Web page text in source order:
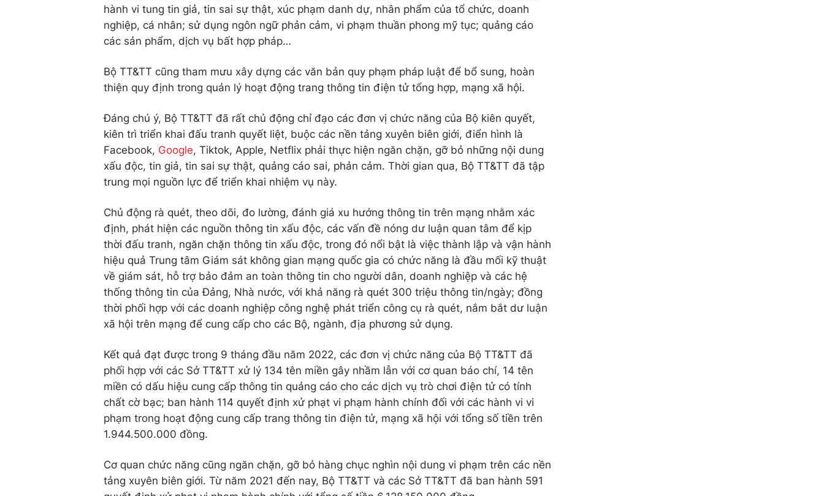
hành vi tung tin giả, tin sai sự thật, xúc phạm danh dự, nhân phẩm của tổ chức, doanh
nghiệp, cá nhân; sử dụng ngôn ngữ phản cảm, vi phạm thuần phong mỹ tục; quảng cáo
các sản phẩm, dịch vụ bất hợp pháp…
Bộ TT&TT cũng tham mưu xây dựng các văn bản quy phạm pháp luật để bổ sung, hoàn
thiện quy định trong quản lý hoạt động trang thông tin điện tử tổng hợp, mạng xã hội.
Đáng chú ý, Bộ TT&TT đã rất chủ động chỉ đạo các đơn vị chức năng của Bộ kiên quyết,
kiên trì triển khai đấu tranh quyết liệt, buộc các nền tảng xuyên biên giới, điển hình là
Facebook, Google, Tiktok, Apple, Netflix phải thực hiện ngăn chặn, gỡ bỏ những nội dung
xấu độc, tin giả, tin sai sự thật, quảng cáo sai, phản cảm. Thời gian qua, Bộ TT&TT đã tập
trung mọi nguồn lực để triển khai nhiệm vụ này.
Chủ động rà quét, theo dõi, đo lường, đánh giá xu hướng thông tin trên mạng nhằm xác
định, phát hiện các nguồn thông tin xấu độc, các vấn đề nóng dư luận quan tâm để kịp
thời đấu tranh, ngăn chặn thông tin xấu độc, trong đó nổi bật là việc thành lập và vận hành
hiệu quả Trung tâm Giám sát không gian mạng quốc gia có chức năng là đầu mối kỹ thuật
về giám sát, hỗ trợ bảo đảm an toàn thông tin cho người dân, doanh nghiệp và các hệ
thống thông tin của Đảng, Nhà nước, với khả năng rà quét 300 triệu thông tin/ngày; đồng
thời phối hợp với các doanh nghiệp công nghệ phát triển công cụ rà quét, nắm bắt dư luận
xã hội trên mạng để cung cấp cho các Bộ, ngành, địa phương sử dụng.
Kết quả đạt được trong 9 tháng đầu năm 2022, các đơn vị chức năng của Bộ TT&TT đã
phối hợp với các Sở TT&TT xử lý 134 tên miền gây nhầm lẫn với cơ quan báo chí, 14 tên
miền có dấu hiệu cung cấp thông tin quảng cáo cho các dịch vụ trò chơi điện tử có tính
chất cờ bạc; ban hành 114 quyết định xử phạt vi phạm hành chính đối với các hành vi vi
phạm trong hoạt động cung cấp trang thông tin điện tử, mạng xã hội với tổng số tiền trên
1.944.500.000 đồng.
Cơ quan chức năng cũng ngăn chặn, gỡ bỏ hàng chục nghìn nội dung vi phạm trên các nền
tảng xuyên biên giới. Từ năm 2021 đến nay, Bộ TT&TT và các Sở TT&TT đã ban hành 591